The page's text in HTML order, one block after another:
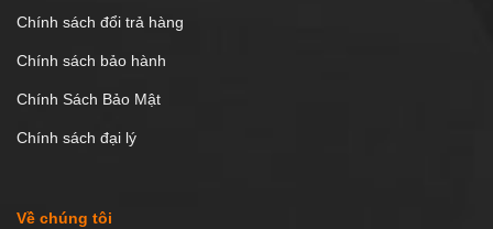
Chính sách đổi trả hàng
Chính sách bảo hành
Chính Sách Bảo Mật
Chính sách đại lý
Về chúng tôi